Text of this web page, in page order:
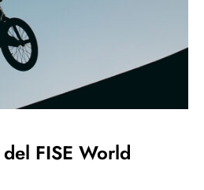
FISE World